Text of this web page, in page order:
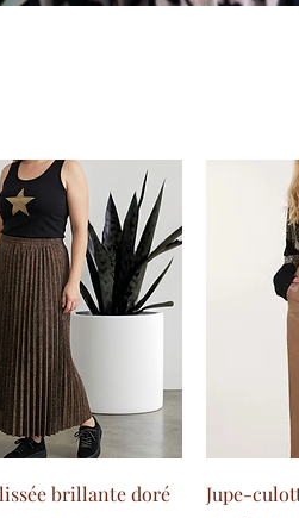
brillante doré
Jupe-